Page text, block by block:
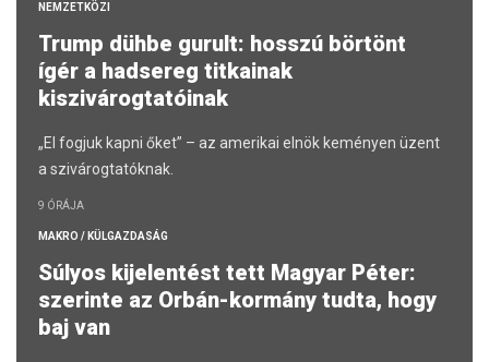
NEMZETKÖZI
Trump dühbe gurult: hosszú börtönt
ígér a hadsereg titkainak
kiszivárogtatóinak
„El fogjuk kapni őket” – az amerikai elnök keményen üzent
a szivárogtatóknak.
9 ÓRÁJA
MAKRO / KÜLGAZDASÁG
Súlyos kijelentést tett Magyar Péter:
szerinte az Orbán-kormány tudta, hogy
baj van